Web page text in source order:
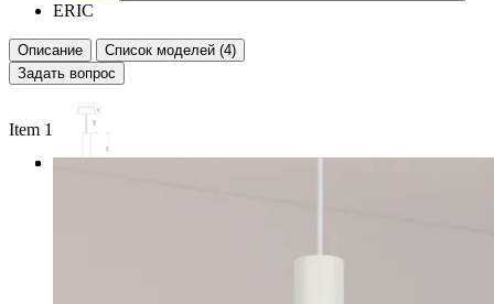
ERIC
Описание
Список моделей (4)
Задать вопрос
Item 1 of 3